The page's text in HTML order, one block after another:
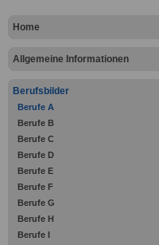
Home
Allgemeine Informationen
Berufsbilder
Berufe A
Berufe B
Berufe C
Berufe D
Berufe E
Berufe F
Berufe G
Berufe H
Berufe I